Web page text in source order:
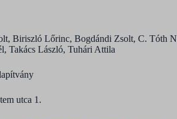
Biriszló Lőrinc, Bogdándi Zsolt, C. Tóth
Takács László, Tuhári Attila
utca 1.